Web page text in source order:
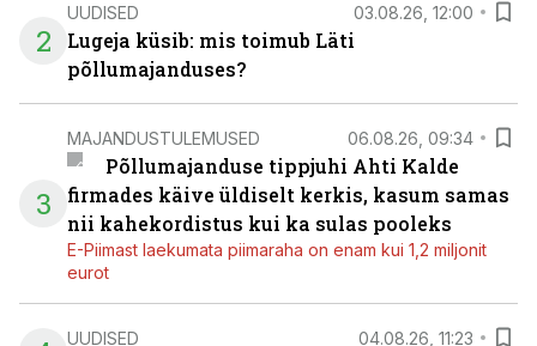
2
UUDISED 03.08.26, 12:00
Lugeja küsib: mis toimub Läti
põllumajanduses?
3
MAJANDUSTULEMUSED 06.08.26, 09:34
Põllumajanduse tippjuhi Ahti Kalde
firmades käive üldiselt kerkis, kasum samas
nii kahekordistus kui ka sulas pooleks
E-Piimast laekumata piimaraha on enam kui 1,2 miljonit
eurot
UUDISED 04.08.26, 11:23